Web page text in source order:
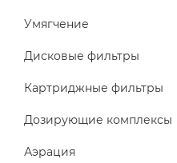
Умягчение
Дисковые фильтры
Картриджные фильтры
Дозирующие комплексы
Аэрация